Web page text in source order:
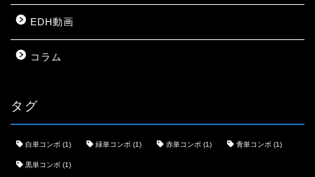
EDH動画
コラム
タグ
白単コンボ (1) 緑単コンボ (1) 赤単コンボ (1) 青単コンボ (1)
黒単コンボ (1)